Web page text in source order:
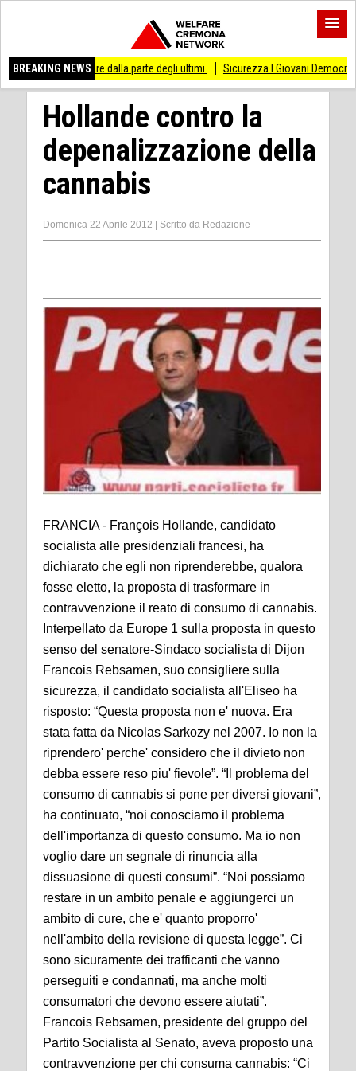
BREAKING NEWS
dalla parte degli ultimi Sicurezza I Giovani Democratici ribattono ai
Hollande contro la
depenalizzazione della
cannabis
Domenica 22 Aprile 2012 Scritto da Redazione
FRANCIA - François Hollande, candidato
socialista alle presidenziali francesi, ha
dichiarato che egli non riprenderebbe, qualora
fosse eletto, la proposta di trasformare in
contravvenzione il reato di consumo di cannabis.
Interpellato da Europe 1 sulla proposta in questo
senso del senatore-Sindaco socialista di Dijon
Francois Rebsamen, suo consigliere sulla
sicurezza, il candidato socialista all'Eliseo ha
risposto: “Questa proposta non e' nuova. Era
stata fatta da Nicolas Sarkozy nel 2007. Io non la
riprendero' perche' considero che il divieto non
debba essere reso piu' fievole”. “Il problema del
consumo di cannabis si pone per diversi giovani”,
ha continuato, “noi conosciamo il problema
dell'importanza di questo consumo. Ma io non
voglio dare un segnale di rinuncia alla
dissuasione di questi consumi”. “Noi possiamo
restare in un ambito penale e aggiungerci un
ambito di cure, che e' quanto proporro'
nell'ambito della revisione di questa legge”. Ci
sono sicuramente dei trafficanti che vanno
perseguiti e condannati, ma anche molti
consumatori che devono essere aiutati”.
Francois Rebsamen, presidente del gruppo del
Partito Socialista al Senato, aveva proposto una
contravvenzione per chi consuma cannabis: “Ci